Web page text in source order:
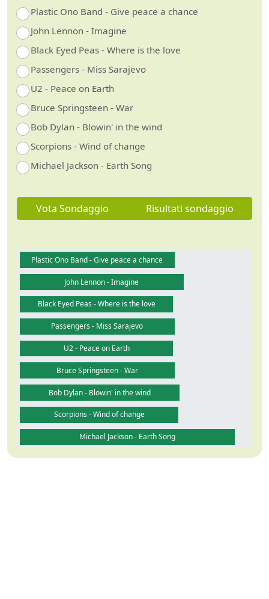
Plastic Ono Band - Give peace a chance
John Lennon - Imagine
Black Eyed Peas - Where is the love
Passengers - Miss Sarajevo
U2 - Peace on Earth
Bruce Springsteen - War
Bob Dylan - Blowin' in the wind
Scorpions - Wind of change
Michael Jackson - Earth Song
Vota Sondaggio Risultati sondaggio
Plastic Ono Band - Give peace a chance
John Lennon - Imagine
Black Eyed Peas - Where is the love
Passengers - Miss Sarajevo
U2 - Peace on Earth
Bruce Springsteen - War
Bob Dylan - Blowin' in the wind
Scorpions - Wind of change
Michael Jackson - Earth Song